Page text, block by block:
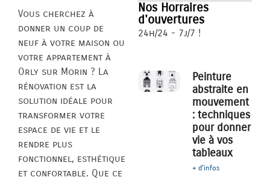
Vous cherchez à
donner un coup de
neuf à votre maison ou
votre appartement à
Orly sur Morin ? La
rénovation est la
solution idéale pour
transformer votre
espace de vie et le
rendre plus
fonctionnel, esthétique
et confortable. Que ce
Nos Horraires
d'ouvertures
24h/24 - 7j/7 !
Peinture
abstraite en
mouvement
: techniques
pour donner
vie à vos
tableaux
+ d'infos